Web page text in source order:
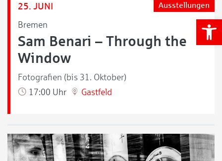
25. JUNI
Bremen
Ausstellungen
Sam Benari – Through the
Window
Fotografien (bis 31. Oktober)
17:00 Uhr
Gastfeld